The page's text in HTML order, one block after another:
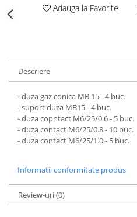
Adauga la Favorite
Descriere
- duza gaz conica MB 15 - 4 buc.
- suport duza MB15 - 4 buc.
- duza copntact M6/25/0.6 - 5 buc.
- duza contact M6/25/0.8 - 10 buc.
- duza contact M6/25/1.0 - 5 buc.
Informatii conformitate produs
Review-uri(0)